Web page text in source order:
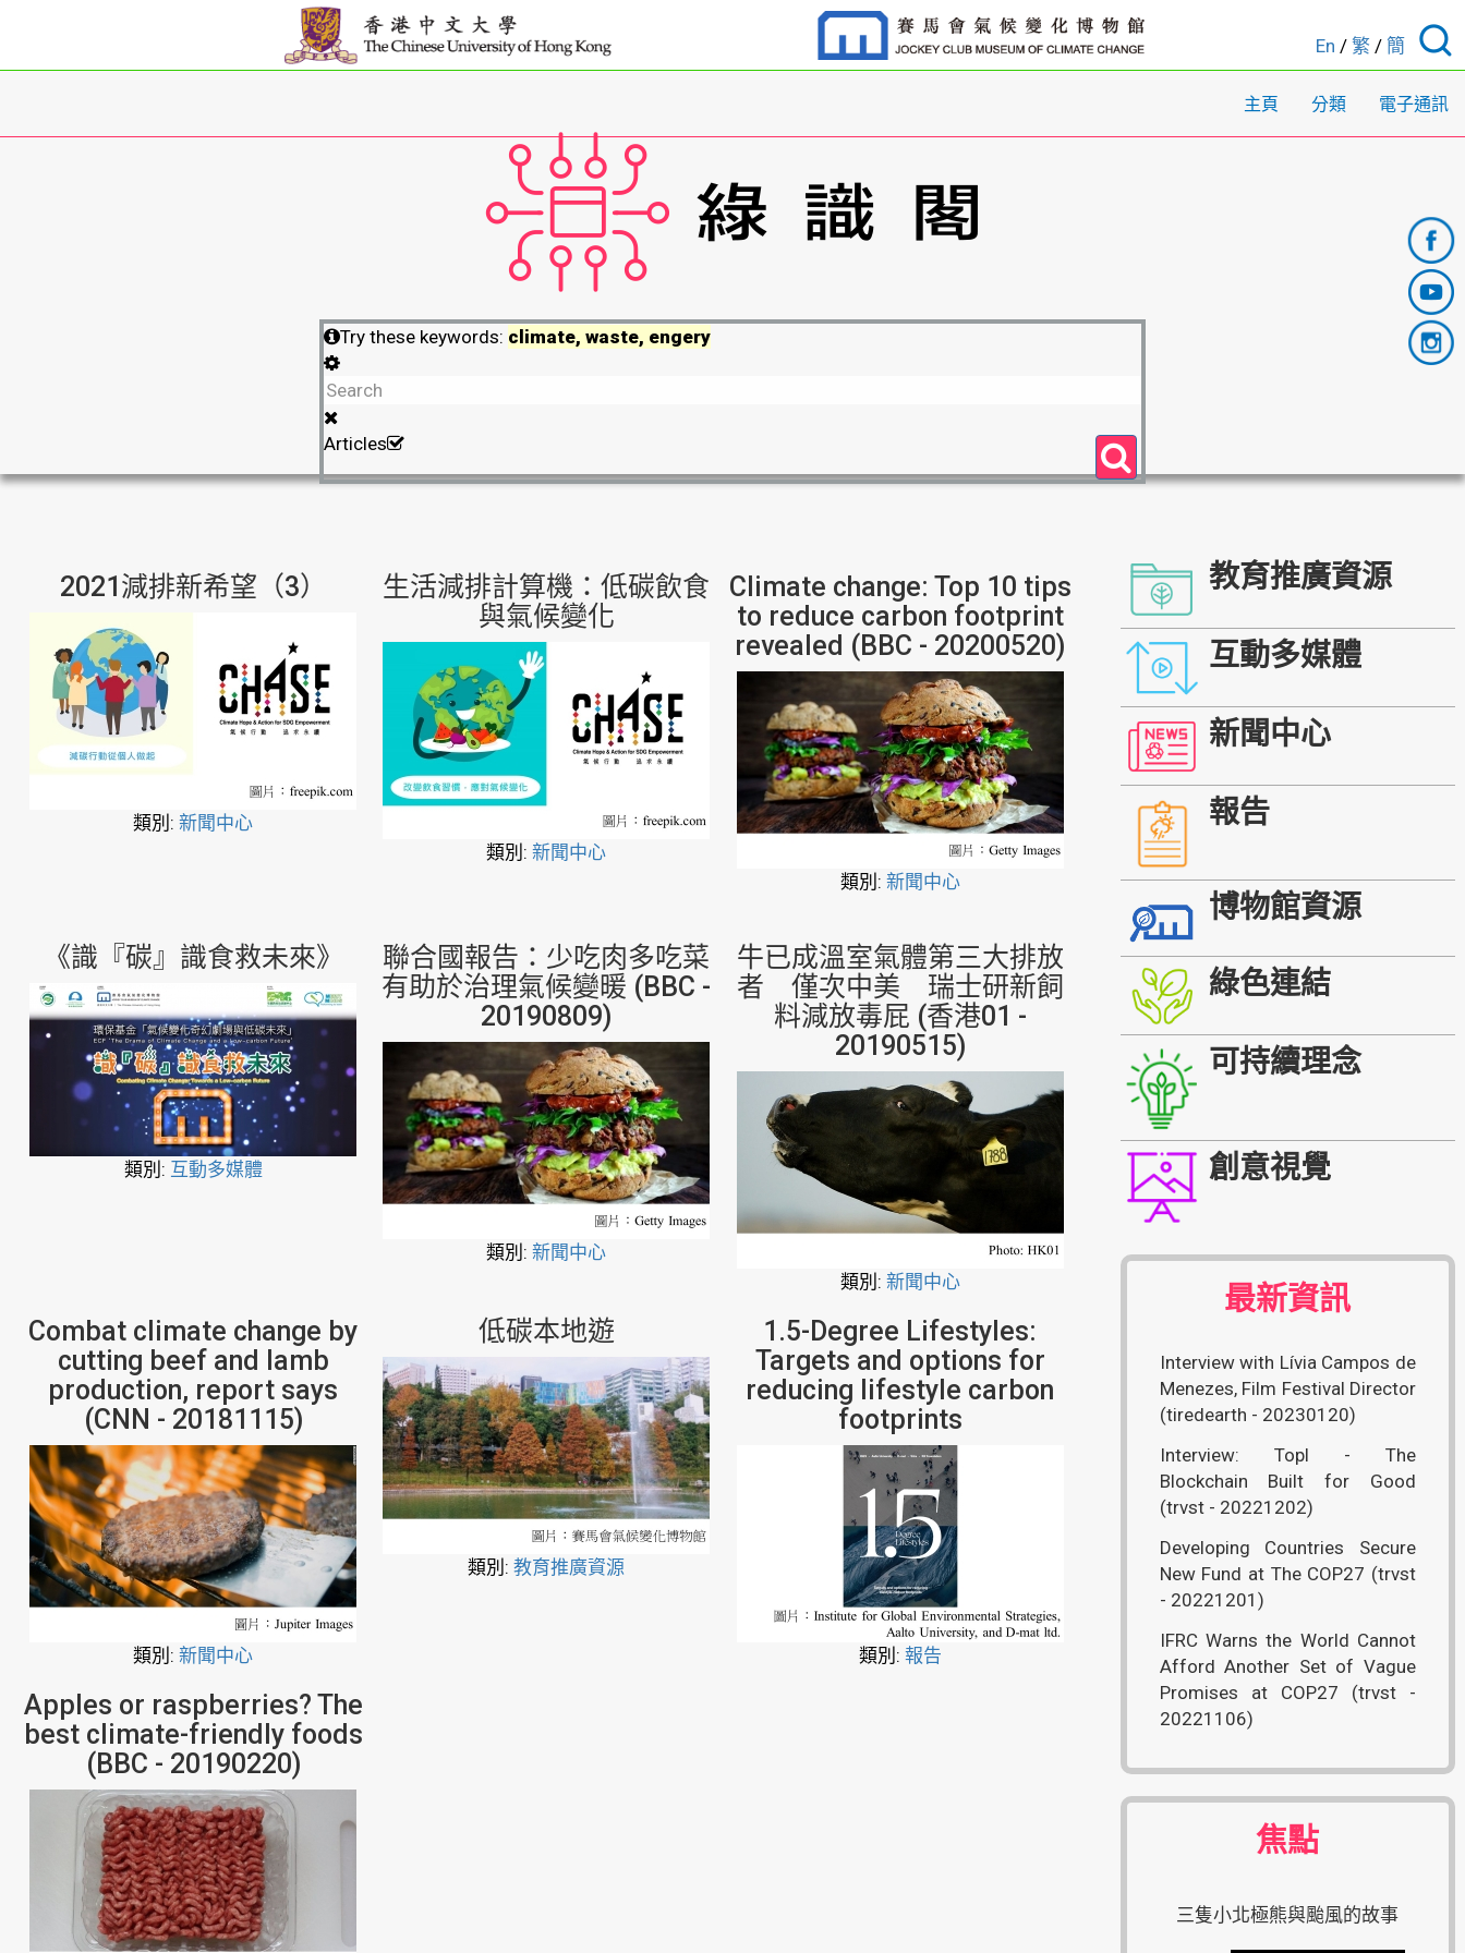
En / 繁 / 簡
主頁 分類 電子通訊
Try these keywords: climate, waste, engery
Articles
2021減排新希望（3）
類別: 新聞中心
生活減排計算機：低碳飲食
與氣候變化
類別: 新聞中心
Climate change: Top 10 tips
to reduce carbon footprint
revealed (BBC - 20200520)
類別: 新聞中心
《識『碳』識食救未來》
類別: 互動多媒體
聯合國報告：少吃肉多吃菜
有助於治理氣候變暖 (BBC -
20190809)
類別: 新聞中心
牛已成溫室氣體第三大排放
者 僅次中美 瑞士研新飼
料減放毒屁 (香港01 -
20190515)
類別: 新聞中心
Combat climate change by
cutting beef and lamb
production, report says
(CNN - 20181115)
類別: 新聞中心
低碳本地遊
類別: 教育推廣資源
1.5-Degree Lifestyles:
Targets and options for
reducing lifestyle carbon
footprints
類別: 報告
Apples or raspberries? The
best climate-friendly foods
(BBC - 20190220)
教育推廣資源
互動多媒體
新聞中心
報告
博物館資源
綠色連結
可持續理念
創意視覺
最新資訊
Interview with Lívia Campos de
Menezes, Film Festival Director
(tiredearth - 20230120)
Interview: Topl - The
Blockchain Built for Good
(trvst - 20221202)
Developing Countries Secure
New Fund at The COP27 (trvst
- 20221201)
IFRC Warns the World Cannot
Afford Another Set of Vague
Promises at COP27 (trvst -
20221106)
焦點
三隻小北極熊與颱風的故事